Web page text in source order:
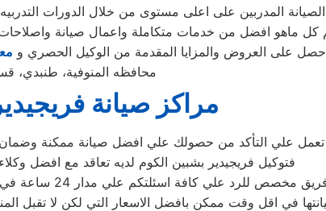
المدربين على اعلى مستوى من خلال الدورات
كل ماهو افضل من خدمات متكاملة واعمال صيانة
على العروض والمزايا المقدمة من الوكيل الحصري و
محافظه المنوفية، طنبدي،
مراكز صيانة
تعمل علي التأكد من حصولك علي افضل صيانة ممكنة
فتوكيل فريجيدير بشبين الكوم لديه تعاقد مع افضل وكلاء
مخصص للرد علي كافة اسئلتكم علي مدار 24 ساعة في حالة طلب مساعدتنا نعمل علي توصيل اجهزتكم
في اقل وقت ممكن بافضل الاسعار التي لكن لا تقبل